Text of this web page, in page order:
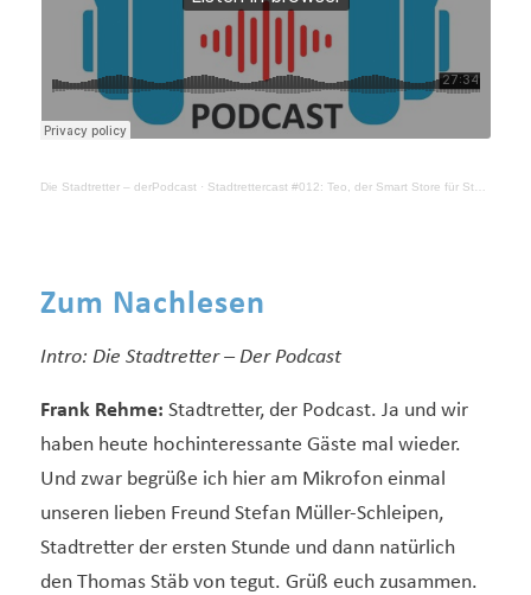
Die Stadtretter – derPodcast · Stadtrettercast #012: Teo, der Smart Store für Städte
Zum Nachlesen
Intro: Die Stadtretter – Der Podcast
Frank Rehme: Stadtretter, der Podcast. Ja und wir
haben heute hochinteressante Gäste mal wieder.
Und zwar begrüße ich hier am Mikrofon einmal
unseren lieben Freund Stefan Müller-Schleipen,
Stadtretter der ersten Stunde und dann natürlich
den Thomas Stäb von tegut. Grüß euch zusammen.